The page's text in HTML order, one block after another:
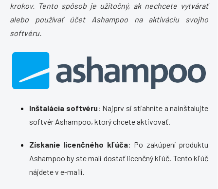
krokov. Tento spôsob je užitočný, ak nechcete vytvárať
alebo používať účet Ashampoo na aktiváciu svojho
softvéru.
Inštalácia softvéru: Najprv si stiahnite a nainštalujte
softvér Ashampoo, ktorý chcete aktivovať.
Získanie licenčného kľúča: Po zakúpení produktu
Ashampoo by ste mali dostať licenčný kľúč. Tento kľúč
nájdete v e-maili.